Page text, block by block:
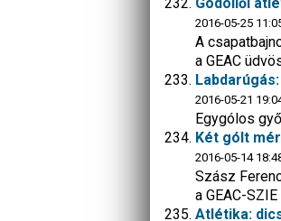
2016-05-25
A
a GEAC
2016-05-21
Egygólos
Két gólt
2016-05-14
Szász
a GEAC-
Atlétika: